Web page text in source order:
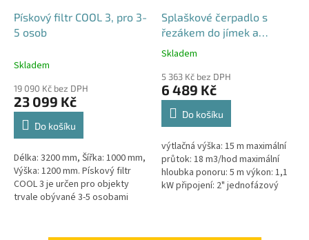
Pískový filtr COOL 3, pro 3-
5 osob
Skladem
19 090 Kč bez DPH
23 099 Kč
Do košíku
Délka: 3200 mm, Šířka: 1000 mm,
Výška: 1200 mm. Pískový filtr
COOL 3 je určen pro objekty
trvale obývané 3-5 osobami
Splaškové čerpadlo s
řezákem do jímek a
septiků - Blue Line PQD 7-
Průměrné
produktu
je
5,0
hvězdiček.
Skladem
5 363 Kč bez DPH
6 489 Kč
Do košíku
výtlačná výška: 15 m maximální
průtok: 18 m3/hod maximální
hloubka ponoru: 5 m výkon: 1,1
kW připojení: 2" jednofázový